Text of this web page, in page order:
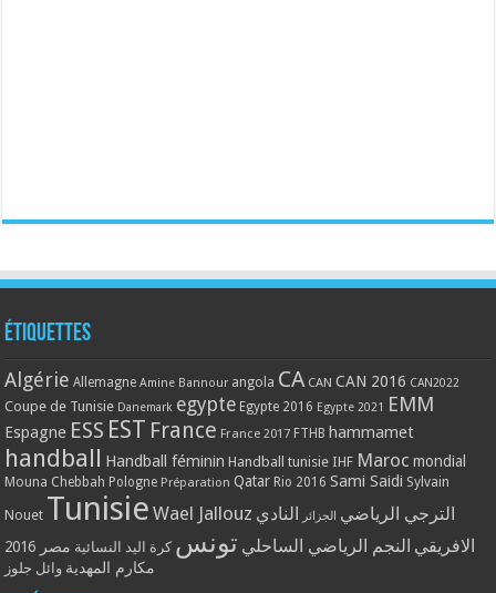
Étiquettes
Algérie Allemagne Amine Bannour angola CA CAN CAN 2016 CAN2022
Coupe de Tunisie Danemark egypte Egypte 2016 Egypte 2021 EMM
Espagne ESS EST France France 2017 FTHB hammamet
handball Handball féminin Handball tunisie IHF Maroc mondial
Mouna Chebbah Pologne Préparation Qatar Rio 2016 Sami Saidi Sylvain
Nouet Tunisie Wael Jallouz الترجي الرياضي الجزائر النادي
الافريقي النجم الرياضي الساحلي تونس كرة اليد النسائية مصر 2016
مكارم المهدية وائل جلوز